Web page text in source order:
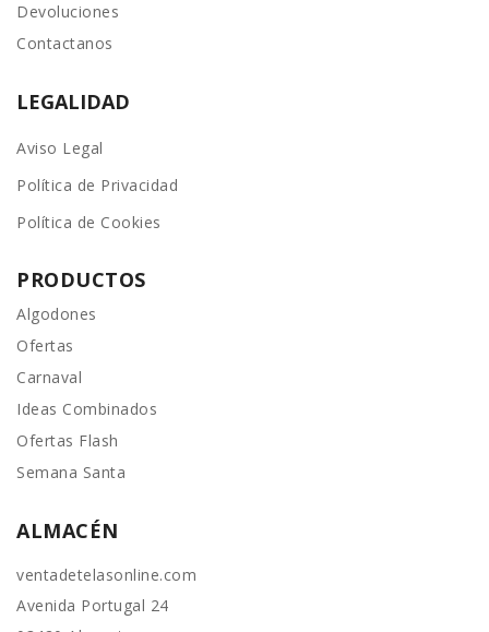
Devoluciones
Contactanos
LEGALIDAD
Aviso Legal
Política de Privacidad
Política de Cookies
PRODUCTOS
Algodones
Ofertas
Carnaval
Ideas Combinados
Ofertas Flash
Semana Santa
ALMACÉN
ventadetelasonline.com
Avenida Portugal 24